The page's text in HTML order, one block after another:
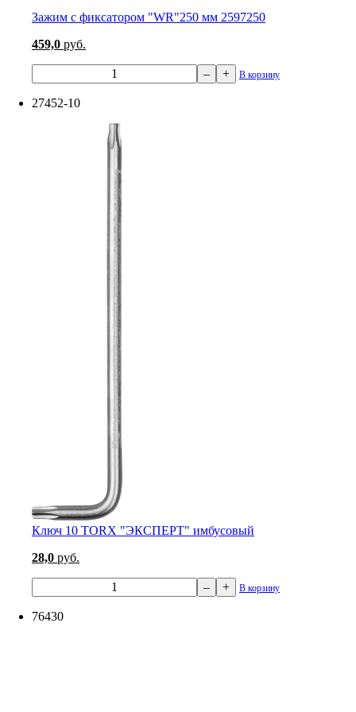
Зажим с фиксатором "WR"250 мм 2597250
459,0 руб.
– + В корзину
27452-10
Ключ 10 TORX "ЭКСПЕРТ" имбусовый
28,0 руб.
– + В корзину
76430